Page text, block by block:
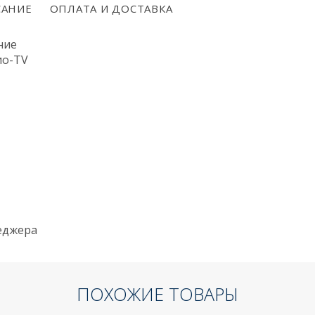
ОПЛАТА И ДОСТАВКА
TV
ПОХОЖИЕ ТОВАРЫ